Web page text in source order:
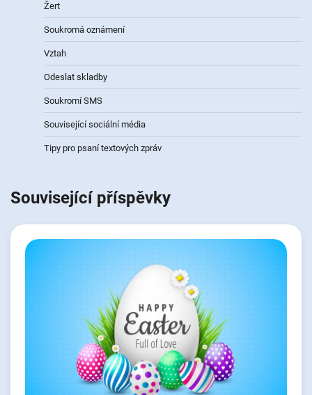
Žert
Soukromá oznámení
Vztah
Odeslat skladby
Soukromí SMS
Související sociální média
Tipy pro psaní textových zpráv
Související příspěvky